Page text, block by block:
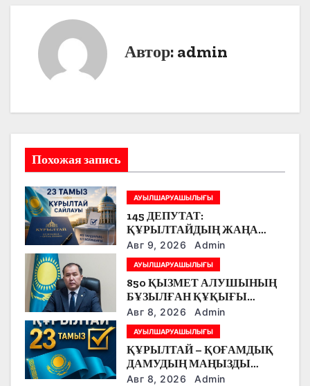
я
п
о
з
а
п
и
с
я
м
Автор: admin
Похожая запись
АУЫЛШАРУАШЫЛЫҒЫ
145 ДЕПУТАТ:
ҚҰРЫЛТАЙДЫҢ ЖАҢА
ӨКІЛЕТТІ ОРГАН РЕТІНДЕГІ
ЕРЕКШЕЛІГІ
Авг 9, 2026 Admin
АУЫЛШАРУАШЫЛЫҒЫ
850 ҚЫЗМЕТ АЛУШЫНЫҢ
БҰЗЫЛҒАН ҚҰҚЫҒЫ
ҚАЛПЫНА КЕЛТІРІЛДІ
Авг 8, 2026 Admin
АУЫЛШАРУАШЫЛЫҒЫ
ҚҰРЫЛТАЙ – ҚОҒАМДЫҚ
ДАМУДЫҢ МАҢЫЗДЫ
МӘСЕЛЕЛЕРІ
Авг 8, 2026 Admin